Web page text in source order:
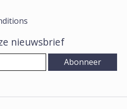
nieuwsbrief
Abonneer